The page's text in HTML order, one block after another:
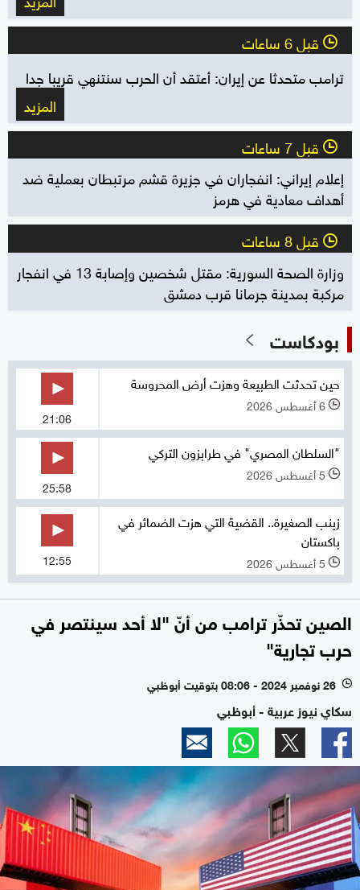
l قبل 6 ساعات
ترامب متحدثا عن إيران: أعتقد أن الحرب سنتنهي قريبا جدا
المزيد
l قبل 7 ساعات
إعلام إيراني: انفجاران في جزيرة قشم مرتبطان بعملية ضد
أهداف معادية في هرمز
l قبل 8 ساعات
وزارة الصحة السورية: مقتل شخصين وإصابة 13 في انفجار
مركبة بمدينة جرمانا قرب دمشق
بودكاست
حين تحدثت الطبيعة وهزت أرض المحروسة
l 6 أغسطس 2026
21:06
"السلطان المصري" في طرابزون التركي
l 5 أغسطس 2026
25:58
زينب الصغيرة.. القضية التي هزت الضمائر في
باكستان
l 5 أغسطس 2026 12:55
الصين تحذّر ترامب من أنّ "لا أحد سينتصر في
حرب تجارية"
l 26 نوفمبر 2024 - 08:06 بتوقيت أبوظبي
سكاي نيوز عربية - أبوظبي